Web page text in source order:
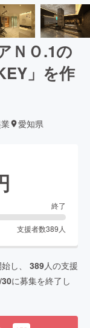
ＮＯ.1の
」を作
愛知県
終了
支援者数389 人
し、 389人の支援
に募集を終了し